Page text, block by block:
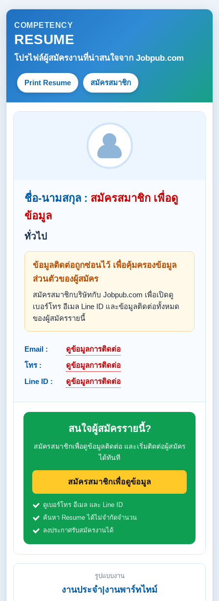
COMPETENCY
RESUME
โปรไฟล์ผู้สมัครงานที่น่าสนใจจาก Jobpub.com
Print Resume สมัครสมาชิก
ชื่อ-นามสกุล : สมัครสมาชิก เพื่อดู
ข้อมูล
ทั่วไป
ข้อมูลติดต่อถูกซ่อนไว้ เพื่อคุ้มครองข้อมูล
ส่วนตัวของผู้สมัคร
สมัครสมาชิกบริษัทกับ Jobpub.com เพื่อเปิดดู
เบอร์โทร อีเมล Line ID และข้อมูลติดต่อทั้งหมด
ของผู้สมัครรายนี้
Email :
ดูข้อมูลการติดต่อ
โทร :
ดูข้อมูลการติดต่อ
Line ID :
ดูข้อมูลการติดต่อ
สนใจผู้สมัครรายนี้?
สมัครสมาชิกเพื่อดูข้อมูลติดต่อ และเริ่มติดต่อผู้สมัคร
ได้ทันที
สมัครสมาชิกเพื่อดูข้อมูล
ดูเบอร์โทร อีเมล และ Line ID
ค้นหา Resume ได้ไม่จำกัดจำนวน
ลงประกาศรับสมัครงานได้
รูปแบบงาน
งานประจำ|งานพาร์ทไทม์